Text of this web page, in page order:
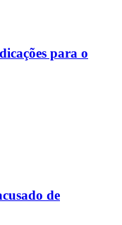
para o
de